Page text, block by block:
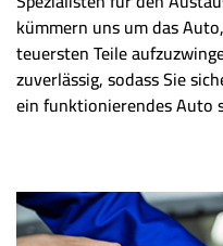
kümmern uns um das
teuersten Teile
zuverlässig, sodass Sie
ein funktionierendes Auto